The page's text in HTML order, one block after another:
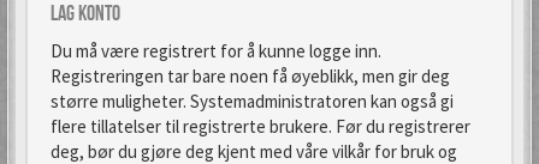
Lag konto
Du må være registrert for å kunne logge inn.
Registreringen tar bare noen få øyeblikk, men gir deg
større muligheter. Systemadministratoren kan også gi
flere tillatelser til registrerte brukere. Før du registrerer
deg, bør du gjøre deg kjent med våre vilkår for bruk og